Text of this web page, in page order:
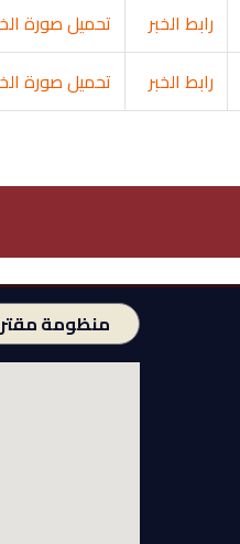
رابط الخبر تحميل صورة
رابط الخبر تحميل صورة
منظومة